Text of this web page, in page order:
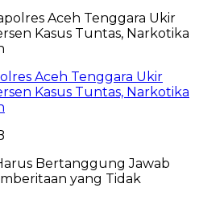
Aceh Tenggara Ukir
Kasus Tuntas, Narkotika